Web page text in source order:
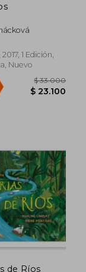
1 Edición,
Nuevo
de Ríos